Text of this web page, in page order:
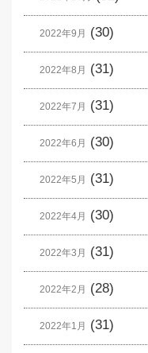
2022年9月 (30)
2022年8月 (31)
2022年7月 (31)
2022年6月 (30)
2022年5月 (31)
2022年4月 (30)
2022年3月 (31)
2022年2月 (28)
2022年1月 (31)